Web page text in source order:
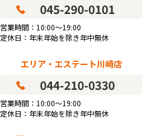
045-290-0101
営業時間：10:00～19:00
定休日：年末年始を除き年中無休
エリア・エステート川崎店
044-210-0330
営業時間：10:00～19:00
定休日：年末年始を除き年中無休